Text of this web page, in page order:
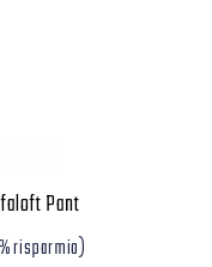
Pant
risparmio)